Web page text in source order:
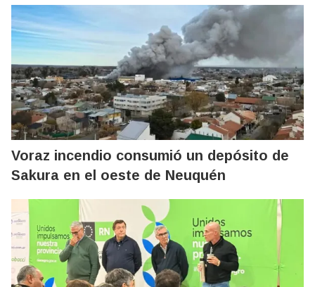
Voraz incendio consumió un depósito de
Sakura en el oeste de Neuquén